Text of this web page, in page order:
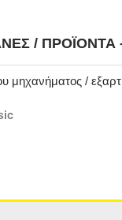
/
μηχανήματος /